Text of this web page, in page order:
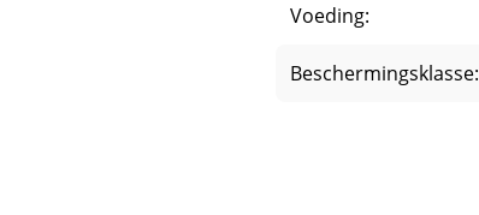
Voeding:
Beschermingsklasse: